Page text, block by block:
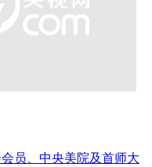
员、中央美院及首师大